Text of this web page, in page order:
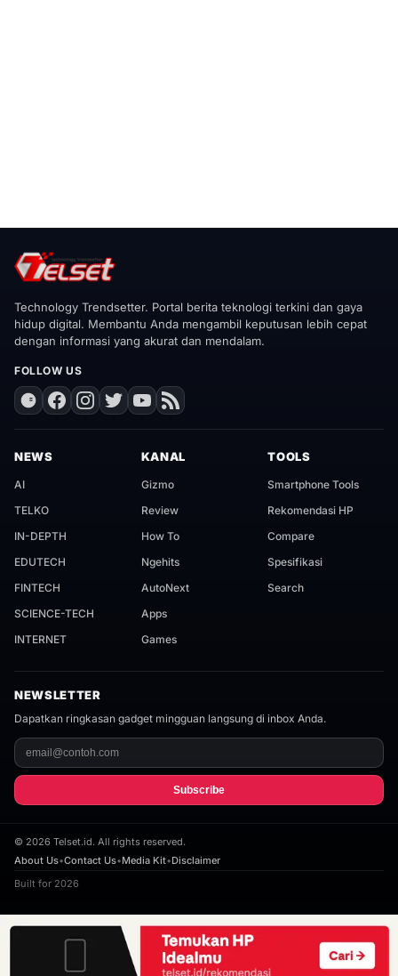
Technology Trendsetter. Portal berita teknologi terkini dan gaya
hidup digital. Membantu Anda mengambil keputusan lebih cepat
dengan informasi yang akurat dan mendalam.
FOLLOW US
NEWS
AI
TELKO
IN-DEPTH
EDUTECH
FINTECH
SCIENCE-TECH
INTERNET
KANAL
Gizmo
Review
How To
Ngehits
AutoNext
Apps
Games
TOOLS
Smartphone Tools
Rekomendasi HP
Compare
Spesifikasi
Search
NEWSLETTER
Dapatkan ringkasan gadget mingguan langsung di inbox Anda.
Subscribe
© 2026 Telset.id. All rights reserved.
About Us•Contact Us•Media Kit•Disclaimer
Built for 2026